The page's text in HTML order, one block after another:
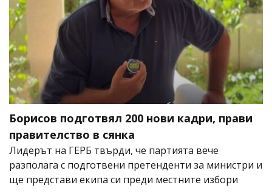
Борисов подготвял 200 нови кадри, прави
правителство в сянка
Лидерът на ГЕРБ твърди, че партията вече
разполага с подготвени претенденти за министри и
ще представи екипа си преди местните избори